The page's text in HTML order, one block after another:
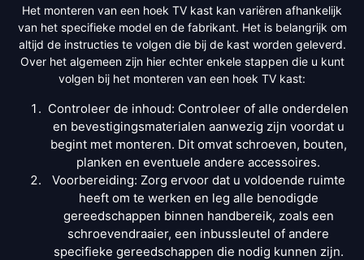
Het monteren van een hoek TV kast kan variëren afhankelijk
van het specifieke model en de fabrikant. Het is belangrijk om
altijd de instructies te volgen die bij de kast worden geleverd.
Over het algemeen zijn hier echter enkele stappen die u kunt
volgen bij het monteren van een hoek TV kast:
Controleer de inhoud: Controleer of alle onderdelen
en bevestigingsmaterialen aanwezig zijn voordat u
begint met monteren. Dit omvat schroeven, bouten,
planken en eventuele andere accessoires.
Voorbereiding: Zorg ervoor dat u voldoende ruimte
heeft om te werken en leg alle benodigde
gereedschappen binnen handbereik, zoals een
schroevendraaier, een inbussleutel of andere
specifieke gereedschappen die nodig kunnen zijn.